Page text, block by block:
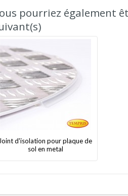
pourriez également
Joint d'isolation pour plaque de
sol en metal